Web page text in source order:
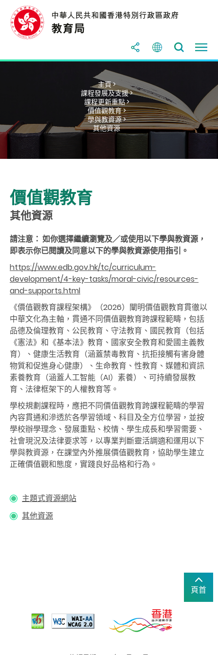
主頁 >
課程發展及支援 >
課程更新重點 >
價值觀教育 >
學與教資源 >
其他資源
價值觀教育
其他資源
請注意： 如你選擇繼續瀏覽及／或使用以下學與教資源，
即表示你已閱讀及同意以下的學與教資源使用指引。
https://www.edb.gov.hk/tc/curriculum-
development/4-key-tasks/moral-civic/resources-
and-supports.html
《價值觀教育課程架構》（2026）闡明價值觀教育貫徹以
中華文化為主軸，貫通不同價值觀教育跨課程範疇，包括
品德及倫理教育、公民教育、守法教育、國民教育（包括
《憲法》和《基本法》教育、國家安全教育和愛國主義教
育）、健康生活教育（涵蓋禁毒教育、抗拒接觸有害身體
物質和促進身心健康）、生命教育、性教育、媒體和資訊
素養教育（涵蓋人工智能（AI）素養）、可持續發展教
育、法律框架下的人權教育等。
學校規劃課程時，應把不同價值觀教育跨課程範疇的學習
內容貫通和滲透於各學習領域、科目及全方位學習，並按
學校辦學理念、發展重點、校情、學生成長和學習需要、
社會現況及法律要求等，以專業判斷靈活調適和運用以下
學與教資源，在課堂內外推展價值觀教育，協助學生建立
正確價值觀和態度，實踐良好品格和行為。
主題式資源網站
其他資源
頁首